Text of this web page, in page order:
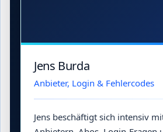
Jens Burda
Anbieter, Login & Fehlercodes
Jens beschäftigt sich intensiv